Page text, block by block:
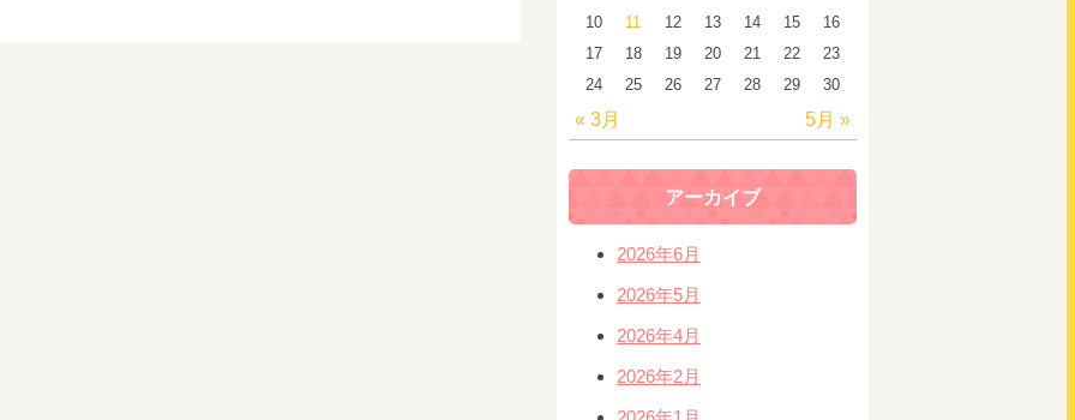
« 3月 5月 »
10
11 12 13 14 15
16
17
18 19 20 21 22
23
24
25 26 27 28 29 30
アーカイブ
2026年6月
2026年5月
2026年4月
2026年2月